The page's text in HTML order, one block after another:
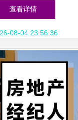
——与房东的交流话
术与心法
查看详情
08-04 23:56:36